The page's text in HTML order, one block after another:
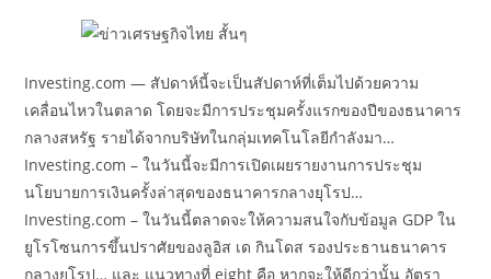
Investing.com — สัปดาห์นี้จะเป็นสัปดาห์ที่เต็มไปด้วยความ
เคลื่อนไหวในตลาด โดยจะมีการประชุมครั้งแรกของปีของธนาคาร
กลางสหรัฐ รายได้จากบริษัทในกลุ่มเทคโนโลยีกำลังมา…
Investing.com – ในวันนี้จะมีการเปิดเผยรายงานการประชุม
นโยบายการเงินครั้งล่าสุดของธนาคารกลางยุโรป…
Investing.com – ในวันนี้ตลาดจะให้ความสนใจกับข้อมูล GDP ใน
ยูโรโซนการขึ้นปราศัยของลูอิส เด กินโดส รองประธานธนาคาร
กลางยุโรป… และ แนวทางที่ eight คือ หากจะให้ดีกว่านั้น อัตรา